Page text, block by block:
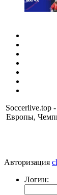
Европы,
Авторизация
Логин: